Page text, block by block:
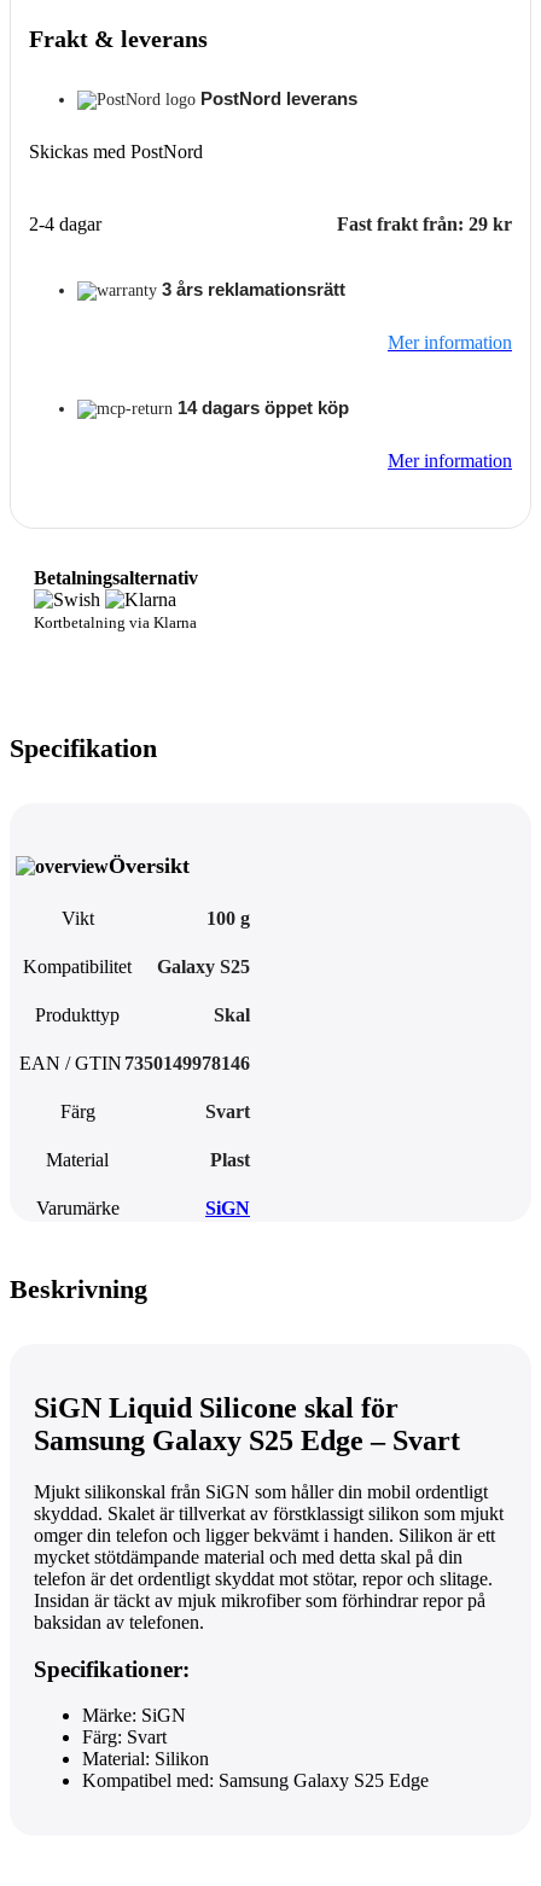
Frakt & leverans
PostNord leverans
Skickas med PostNord
2-4 dagar Fast frakt från: 29 kr
3 års reklamationsrätt
Mer information
14 dagars öppet köp
Mer information
Betalningsalternativ
Kortbetalning via Klarna
Specifikation
Översikt
Vikt 100 g
Kompatibilitet Galaxy S25
Produkttyp Skal
EAN / GTIN 7350149978146
Färg Svart
Material Plast
Varumärke SiGN
Beskrivning
SiGN Liquid Silicone skal för
Samsung Galaxy S25 Edge – Svart
Mjukt silikonskal från SiGN som håller din mobil ordentligt
skyddad. Skalet är tillverkat av förstklassigt silikon som mjukt
omger din telefon och ligger bekvämt i handen. Silikon är ett
mycket stötdämpande material och med detta skal på din
telefon är det ordentligt skyddat mot stötar, repor och slitage.
Insidan är täckt av mjuk mikrofiber som förhindrar repor på
baksidan av telefonen.
Specifikationer:
Märke: SiGN
Färg: Svart
Material: Silikon
Kompatibel med: Samsung Galaxy S25 Edge